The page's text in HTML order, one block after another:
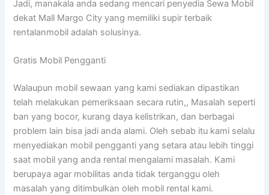
Jadi, manakala anda sedang mencari penyedia Sewa Mobil
dekat Mall Margo City yang memiliki supir terbaik
rentalanmobil adalah solusinya.
Gratis Mobil Pengganti
Walaupun mobil sewaan yang kami sediakan dipastikan
telah melakukan pemeriksaan secara rutin,, Masalah seperti
ban yang bocor, kurang daya kelistrikan, dan berbagai
problem lain bisa jadi anda alami. Oleh sebab itu kami selalu
menyediakan mobil pengganti yang setara atau lebih tinggi
saat mobil yang anda rental mengalami masalah. Kami
berupaya agar mobilitas anda tidak terganggu oleh
masalah yang ditimbulkan oleh mobil rental kami.